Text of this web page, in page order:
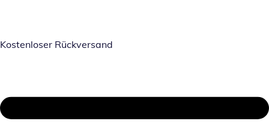
Kostenloser Rückversand